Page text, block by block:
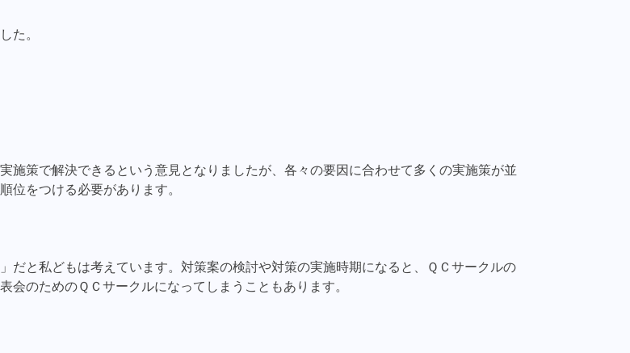
た。
施策で解決できるという意見となりましたが、各々の要因に合わせて多くの実施策が並
位をつける必要があります。
だと私どもは考えています。対策案の検討や対策の実施時期になると、ＱＣサークルの
のためのＱＣサークルになってしまうこともあります。